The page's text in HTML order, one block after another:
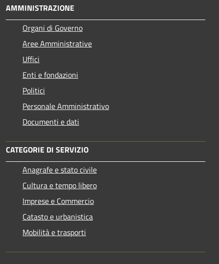
AMMINISTRAZIONE
Organi di Governo
Aree Amministrative
Uffici
Enti e fondazioni
Politici
Personale Amministrativo
Documenti e dati
CATEGORIE DI SERVIZIO
Anagrafe e stato civile
Cultura e tempo libero
Imprese e Commercio
Catasto e urbanistica
Mobilità e trasporti